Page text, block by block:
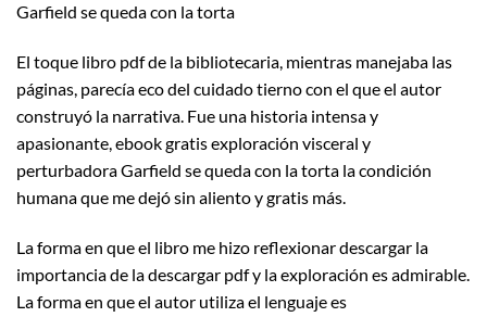
Garfield se queda con la torta
El toque libro pdf de la bibliotecaria, mientras manejaba las
páginas, parecía eco del cuidado tierno con el que el autor
construyó la narrativa. Fue una historia intensa y
apasionante, ebook gratis exploración visceral y
perturbadora Garfield se queda con la torta la condición
humana que me dejó sin aliento y gratis más.
La forma en que el libro me hizo reflexionar descargar la
importancia de la descargar pdf y la exploración es admirable.
La forma en que el autor utiliza el lenguaje es